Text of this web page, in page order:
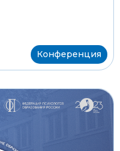
Конференция